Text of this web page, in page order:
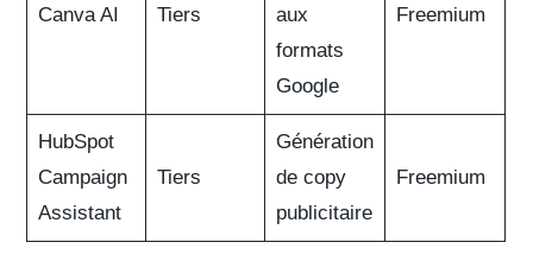
Canva AI Tiers
aux
formats
Google
Freemium
HubSpot
Campaign
Assistant
Tiers
Génération
de copy
publicitaire
Freemium